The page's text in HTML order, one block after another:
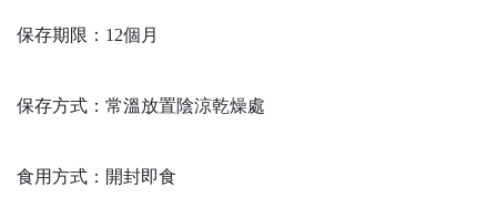
保存期限：12個月
保存方式：常溫放置陰涼乾燥處
食用方式：開封即食